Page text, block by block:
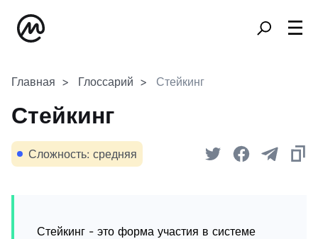
Главная Глоссарий Стейкинг
Стейкинг
Сложность: средняя
Стейкинг - это форма участия в системе